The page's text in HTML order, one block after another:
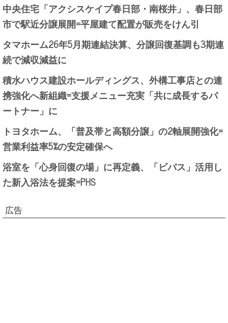
中央住宅「アクシスケイプ春日部・南桜井」、春日部
市で駅近分譲展開=平屋建て配置が販売をけん引
タマホーム26年5月期連結決算、分譲回復基調も3期連
続で減収減益に
積水ハウス建設ホールディングス、外構工事店との連
携強化へ新組織=支援メニュー充実「共に成長するパ
ートナー」に
トヨタホーム、「普及帯と高額分譲」の2軸展開強化=
営業利益率5%の安定確保へ
浴室を「心身回復の場」に再定義、「ビバス」活用し
た新入浴法を提案=PHS
広告